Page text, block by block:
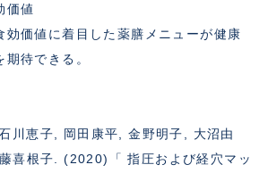
価値
効価値に着目した薬膳メニューが健康
待できる。
川恵子, 岡田康平, 金野明子, 大沼由
喜根子. (2020)「 指圧および経穴マッ